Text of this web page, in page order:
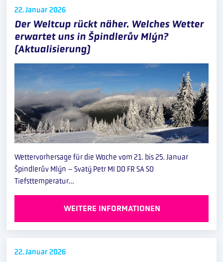
22. Januar2026
Der Weltcup rückt näher. Welches Wetter
erwartet uns in Špindlerův Mlýn?
(Aktualisierung)
Wettervorhersage für die Woche vom 21. bis 25. Januar
Špindlerův Mlýn – Svatý Petr MI DO FR SA SO
Tiefsttemperatur…
WEITERE INFORMATIONEN
22. Januar2026